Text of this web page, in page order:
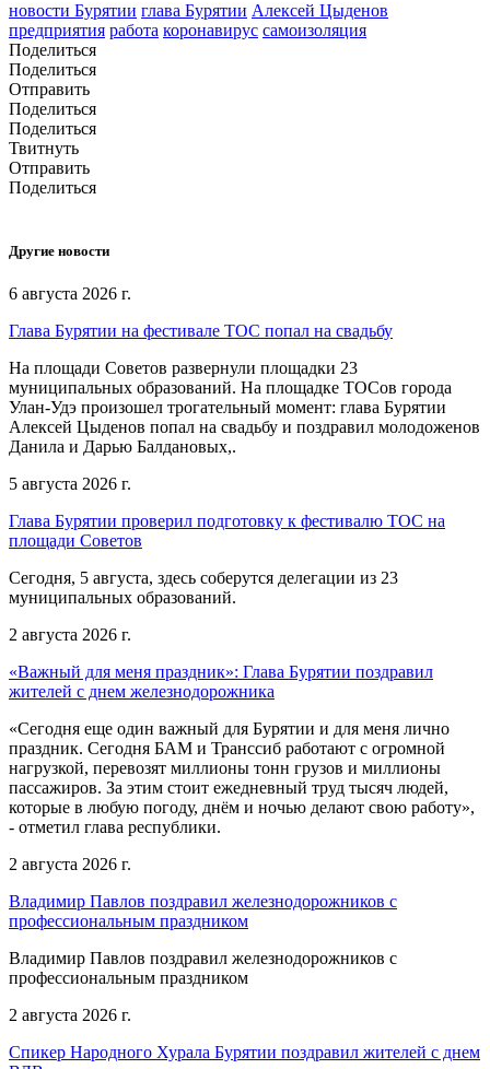
новости Бурятии глава Бурятии Алексей Цыденов
предприятия работа коронавирус самоизоляция
Поделиться
Поделиться
Отправить
Поделиться
Поделиться
Твитнуть
Отправить
Поделиться
Другие новости
6 августа 2026 г.
Глава Бурятии на фестивале ТОС попал на свадьбу
На площади Советов развернули площадки 23
муниципальных образований. На площадке ТОСов города
Улан-Удэ произошел трогательный момент: глава Бурятии
Алексей Цыденов попал на свадьбу и поздравил молодоженов
Данила и Дарью Балдановых,.
5 августа 2026 г.
Глава Бурятии проверил подготовку к фестивалю ТОС на
площади Советов
Сегодня, 5 августа, здесь соберутся делегации из 23
муниципальных образований.
2 августа 2026 г.
«Важный для меня праздник»: Глава Бурятии поздравил
жителей с днем железнодорожника
«Сегодня еще один важный для Бурятии и для меня лично
праздник. Сегодня БАМ и Транссиб работают с огромной
нагрузкой, перевозят миллионы тонн грузов и миллионы
пассажиров. За этим стоит ежедневный труд тысяч людей,
которые в любую погоду, днём и ночью делают свою работу»,
- отметил глава республики.
2 августа 2026 г.
Владимир Павлов поздравил железнодорожников с
профессиональным праздником
Владимир Павлов поздравил железнодорожников с
профессиональным праздником
2 августа 2026 г.
Спикер Народного Хурала Бурятии поздравил жителей с днем